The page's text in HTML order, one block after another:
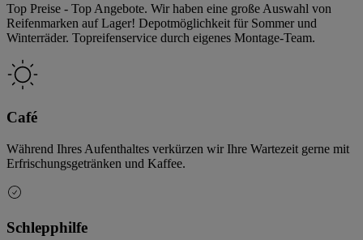
Top Preise - Top Angebote. Wir haben eine große Auswahl von
Reifenmarken auf Lager! Depotmöglichkeit für Sommer und
Winterräder. Topreifenservice durch eigenes Montage-Team.
Café
Während Ihres Aufenthaltes verkürzen wir Ihre Wartezeit gerne mit
Erfrischungsgetränken und Kaffee.
Schlepphilfe